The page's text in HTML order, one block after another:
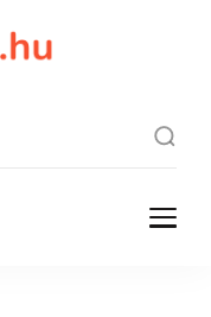
ami finom lesz.